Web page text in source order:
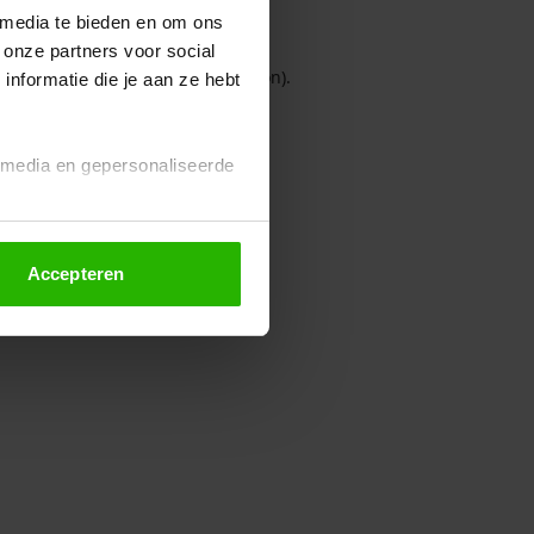
te bieden en om ons
partners voor social
die je aan ze hebt
en gepersonaliseerde
altijd wijzigen of
Accepteren
console for more information).